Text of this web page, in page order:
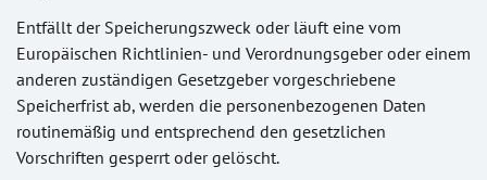
Entfällt der Speicherungszweck oder läuft eine vom
Europäischen Richtlinien- und Verordnungsgeber oder einem
anderen zuständigen Gesetzgeber vorgeschriebene
Speicherfrist ab, werden die personenbezogenen Daten
routinemäßig und entsprechend den gesetzlichen
Vorschriften gesperrt oder gelöscht.